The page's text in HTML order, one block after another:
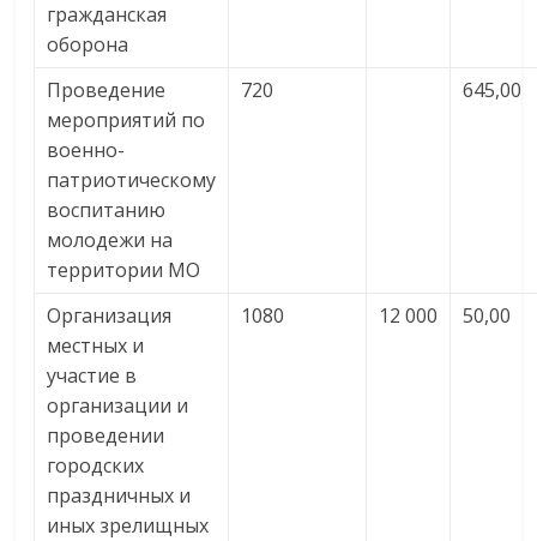
гражданская
оборона
Проведение
мероприятий по
военно-
патриотическому
воспитанию
молодежи на
территории МО
720 645,00
Организация
местных и
участие в
организации и
проведении
городских
праздничных и
иных зрелищных
1080 12 000 50,00